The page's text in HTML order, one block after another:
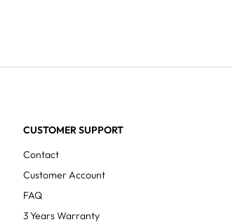
CUSTOMER SUPPORT
Contact
Customer Account
FAQ
3 Years Warranty